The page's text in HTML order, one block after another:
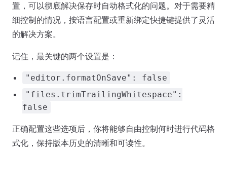
置，可以彻底解决保存时自动格式化的问题。对于需要精
细控制的情况，按语言配置或重新绑定快捷键提供了灵活
的解决方案。
记住，最关键的两个设置是：
"editor.formatOnSave": false
"files.trimTrailingWhitespace":
false
正确配置这些选项后，你将能够自由控制何时进行代码格
式化，保持版本历史的清晰和可读性。